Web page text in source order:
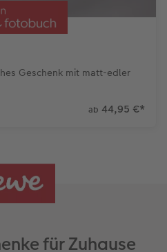
Geschenk mit matt-edler
ab 44,95 €*
für Zuhause